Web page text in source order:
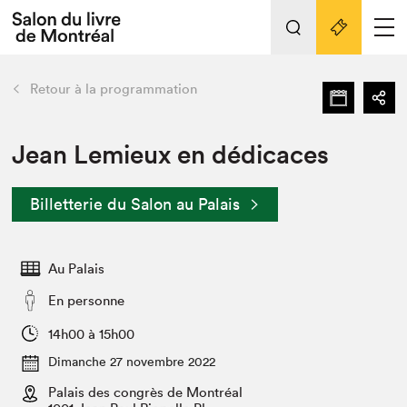
Espace médias
Espace exposant⋅e⋅s
Tout sur l'édition 2022
Actualités
Vidéos et Balados
Club de lecture Braindate
retour Nos activités
Édition 2022
Nous connaître
Projets partenaires 2022
Archives
Liens pratiques
Retour à la programmation
Jean Lemieux en dédicaces
Billetterie du Salon au Palais
Au Palais
En personne
14h00 à 15h00
Dimanche 27 novembre 2022
Palais des congrès de Montréal